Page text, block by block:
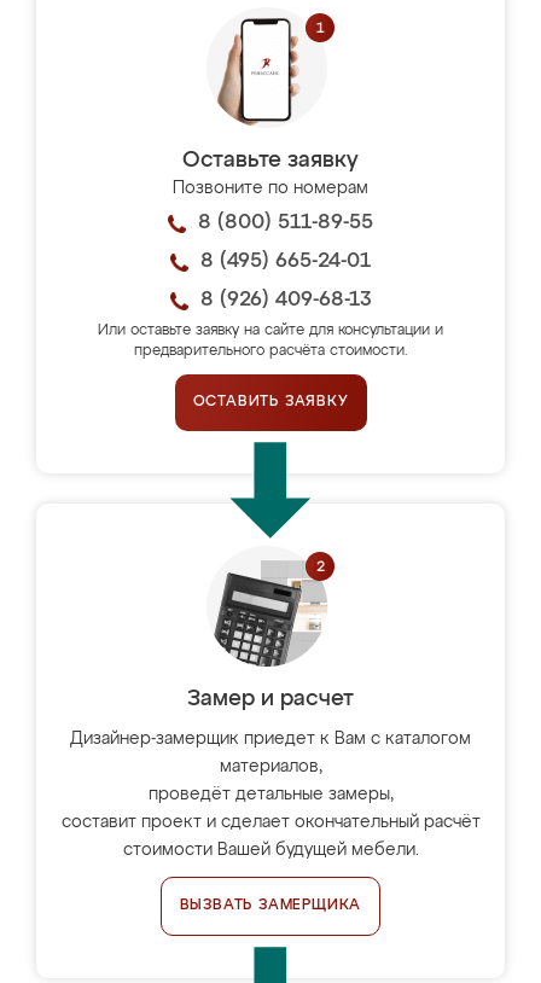
Оставьте заявку
Позвоните по номерам
8 (800) 511-89-55
8 (495) 665-24-01
8 (926) 409-68-13
Или оставьте заявку на сайте для консультации и
предварительного расчёта стоимости.
ОСТАВИТЬ ЗАЯВКУ
Замер и расчет
Дизайнер-замерщик приедет к Вам с каталогом
материалов,
проведёт детальные замеры,
составит проект и сделает окончательный расчёт
стоимости Вашей будущей мебели.
ВЫЗВАТЬ ЗАМЕРЩИКА